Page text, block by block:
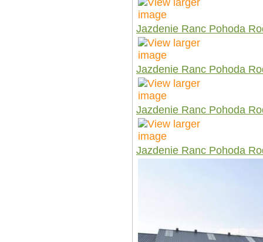
Jazdenie Ranc Pohoda
Jazdenie Ranc Pohoda
Jazdenie Ranc Pohoda
Jazdenie Ranc Pohoda